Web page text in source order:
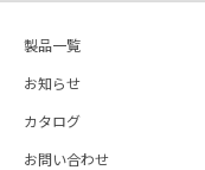
製品一覧
お知らせ
カタログ
お問い合わせ